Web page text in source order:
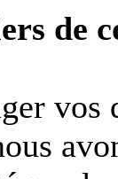
de
vos